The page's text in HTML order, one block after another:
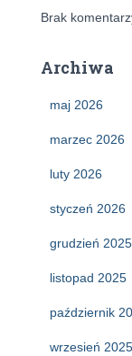
Brak
Archiwa
maj 2026
marzec 2026
luty 2026
styczeń 2026
grudzień 2025
listopad 2025
październik
wrzesień 2025